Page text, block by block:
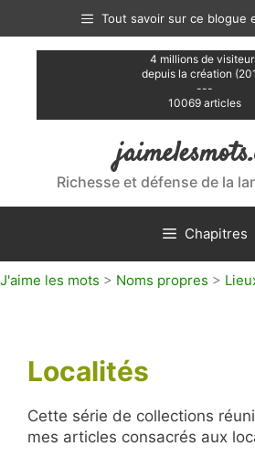
contenu
Tout savoir sur ce blogue
4 millions de
depuis la création
---
10069 articles
Richesse et défense de la
Chapitres
J'aime les mots > Noms propres >
Localités
Cette série de collections
mes articles consacrés aux